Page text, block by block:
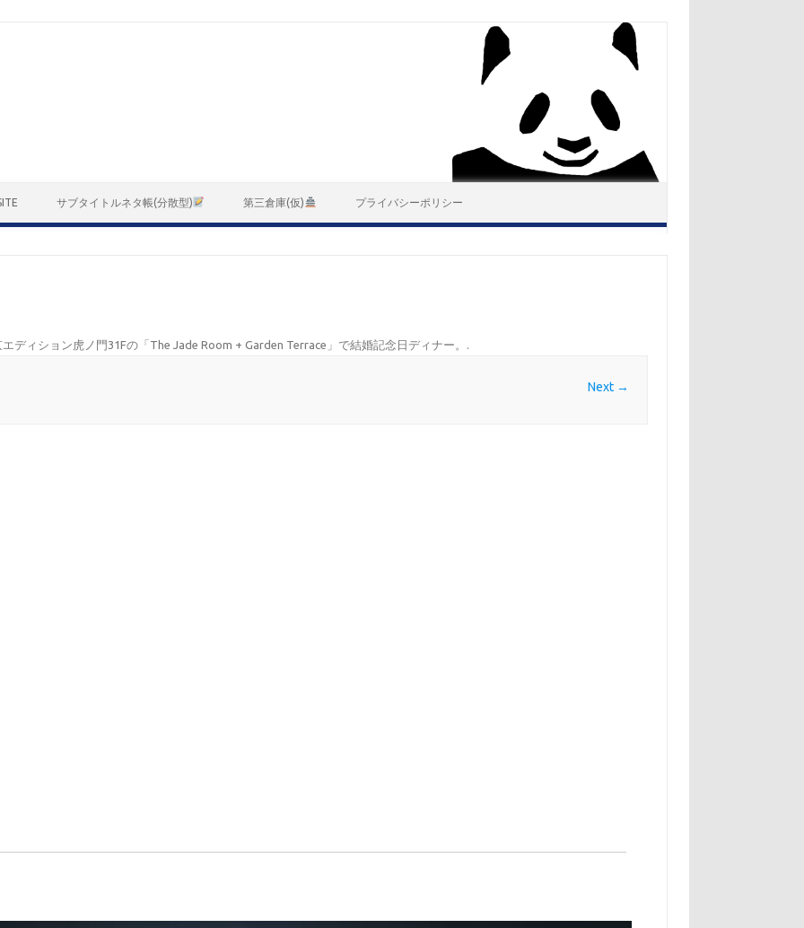
サブタイトルネタ帳(分散型) 第三倉庫(仮) プライバシーポリシー
ディション虎ノ門31Fの「The Jade Room + Garden Terrace」で結婚記念日ディナー。 .
Next →